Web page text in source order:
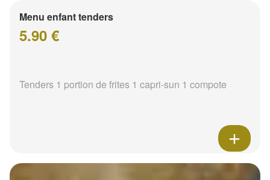
Menu enfant tenders
5.90 €
Tenders 1 portion de frites 1 capri-sun 1 compote